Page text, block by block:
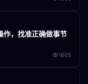
作，找准正确做事节
1605